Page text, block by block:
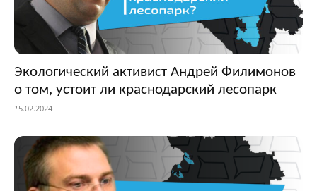
Экологический активист Андрей Филимонов
о том, устоит ли краснодарский лесопарк
15.02.2024